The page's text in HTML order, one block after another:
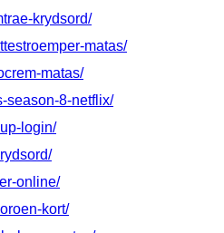
krydsord/
matas/
matas/
season-8-netflix/
login/
online/
kort/